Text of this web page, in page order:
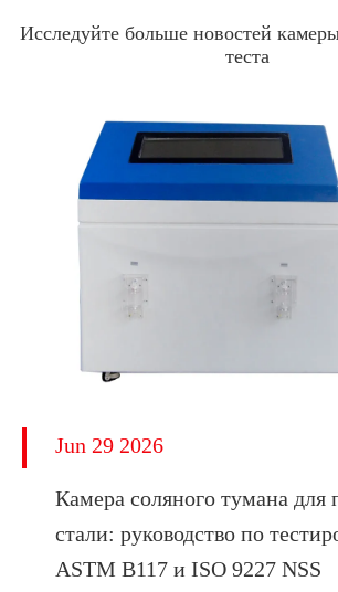
Исследуйте больше новостей
теста
Jun 29 2026
Камера соляного тумана для
стали: руководство по
ASTM B117 и ISO 9227 NSS